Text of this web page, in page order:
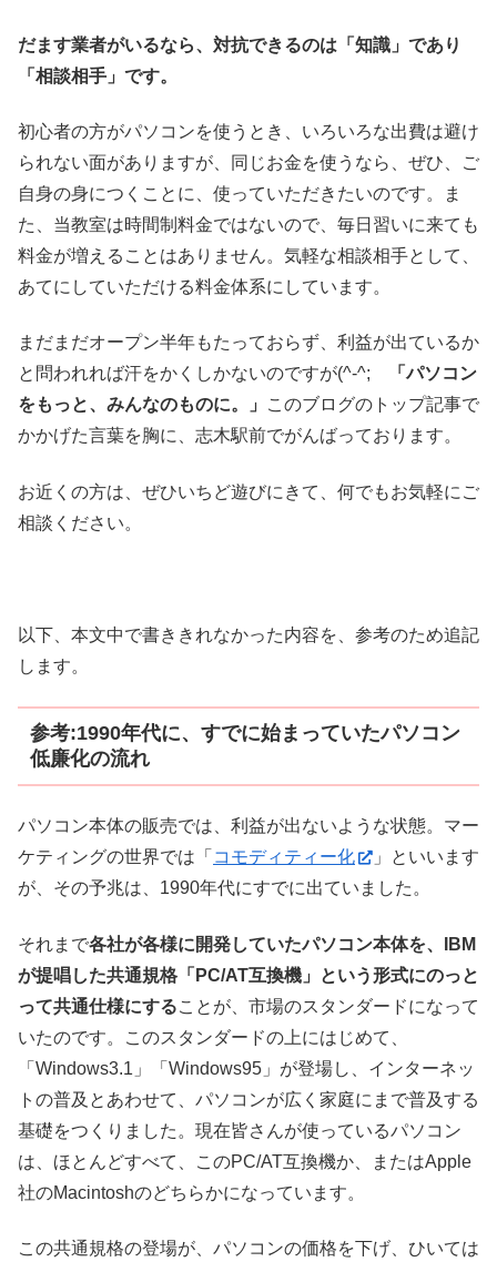
だます業者がいるなら、対抗できるのは「知識」であり
「相談相手」です。
初心者の方がパソコンを使うとき、いろいろな出費は避け
られない面がありますが、同じお金を使うなら、ぜひ、ご
自身の身につくことに、使っていただきたいのです。ま
た、当教室は時間制料金ではないので、毎日習いに来ても
料金が増えることはありません。気軽な相談相手として、
あてにしていただける料金体系にしています。
まだまだオープン半年もたっておらず、利益が出ているか
と問われれば汗をかくしかないのですが(^-^;
「パソコン
をもっと、みんなのものに。」
このブログのトップ記事で
かかげた言葉を胸に、志木駅前でがんばっております。
お近くの方は、ぜひいちど遊びにきて、何でもお気軽にご
相談ください。
以下、本文中で書ききれなかった内容を、参考のため追記
します。
参考:1990年代に、すでに始まっていたパソコン
低廉化の流れ
パソコン本体の販売では、利益が出ないような状態。マー
ケティングの世界では「 コモディティー化
」といいます
が、その予兆は、1990年代にすでに出ていました。
それまで各社が各様に開発していたパソコン本体を、IBM
が提唱した共通規格「PC/AT互換機」という形式にのっと
って共通仕様にすることが、市場のスタンダードになって
いたのです。このスタンダードの上にはじめて、
「Windows3.1」「Windows95」が登場し、インターネッ
トの普及とあわせて、パソコンが広く家庭にまで普及する
基礎をつくりました。現在皆さんが使っているパソコン
は、ほとんどすべて、このPC/AT互換機か、またはApple
社のMacintoshのどちらかになっています。
この共通規格の登場が、パソコンの価格を下げ、ひいては